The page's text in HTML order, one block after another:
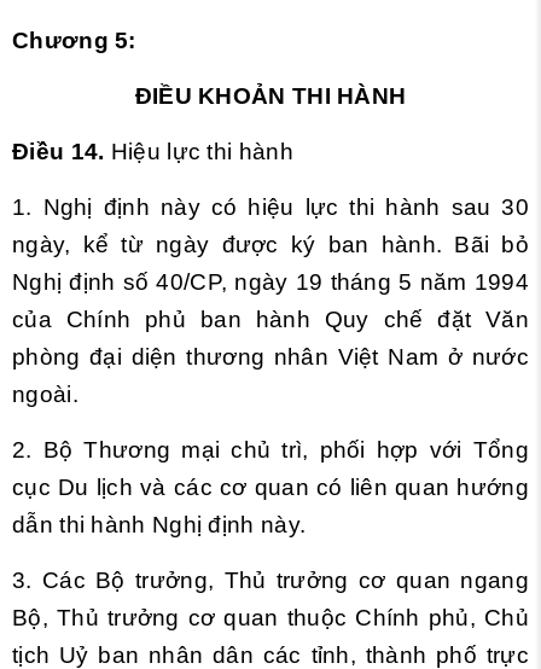
Chương 5:
ĐIỀU KHOẢN THI HÀNH
Điều 14. Hiệu lực thi hành
1. Nghị định này có hiệu lực thi hành sau 30
ngày, kể từ ngày được ký ban hành. Bãi bỏ
Nghị định số 40/CP, ngày 19 tháng 5 năm 1994
của Chính phủ ban hành Quy chế đặt Văn
phòng đại diện thương nhân Việt Nam ở nước
ngoài.
2. Bộ Thương mại chủ trì, phối hợp với Tổng
cục Du lịch và các cơ quan có liên quan hướng
dẫn thi hành Nghị định này.
3. Các Bộ trưởng, Thủ trưởng cơ quan ngang
Bộ, Thủ trưởng cơ quan thuộc Chính phủ, Chủ
tịch Uỷ ban nhân dân các tỉnh, thành phố trực